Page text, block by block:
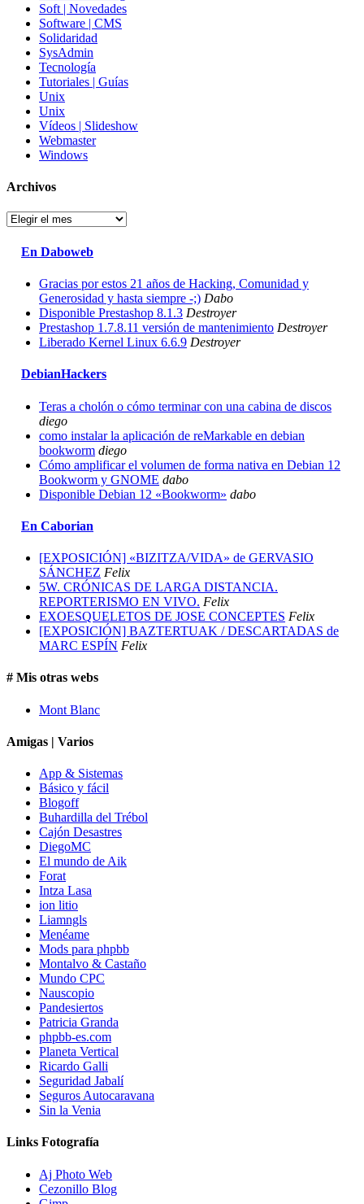
Soft | Novedades
Software | CMS
Solidaridad
SysAdmin
Tecnología
Tutoriales | Guías
Unix
Unix
Vídeos | Slideshow
Webmaster
Windows
Archivos
Archivos
En Daboweb
Gracias por estos 21 años de Hacking, Comunidad y
Generosidad y hasta siempre -;) Dabo
Disponible Prestashop 8.1.3 Destroyer
Prestashop 1.7.8.11 versión de mantenimiento Destroyer
Liberado Kernel Linux 6.6.9 Destroyer
DebianHackers
Teras a cholón o cómo terminar con una cabina de discos
diego
como instalar la aplicación de reMarkable en debian
bookworm diego
Cómo amplificar el volumen de forma nativa en Debian 12
Bookworm y GNOME dabo
Disponible Debian 12 «Bookworm» dabo
En Caborian
[EXPOSICIÓN] «BIZITZA/VIDA» de GERVASIO
SÁNCHEZ Felix
5W. CRÓNICAS DE LARGA DISTANCIA.
REPORTERISMO EN VIVO. Felix
EXOESQUELETOS DE JOSE CONCEPTES Felix
[EXPOSICIÓN] BAZTERTUAK / DESCARTADAS de
MARC ESPÍN Felix
# Mis otras webs
Mont Blanc
Amigas | Varios
App & Sistemas
Básico y fácil
Blogoff
Buhardilla del Trébol
Cajón Desastres
DiegoMC
El mundo de Aik
Forat
Intza Lasa
ion litio
Liamngls
Menéame
Mods para phpbb
Montalvo & Castaño
Mundo CPC
Nauscopio
Pandesiertos
Patricia Granda
phpbb-es.com
Planeta Vertical
Ricardo Galli
Seguridad Jabalí
Seguros Autocaravana
Sin la Venia
Links Fotografía
Aj Photo Web
Cezonillo Blog